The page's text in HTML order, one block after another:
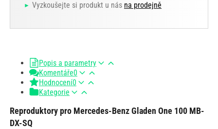
Vyzkoušejte si produkt u nás na prodejně
Popis a parametry
Komentáře0
Hodnocení0
Kategorie
Reproduktory pro Mercedes-Benz Gladen One 100 MB-
DX-SQ